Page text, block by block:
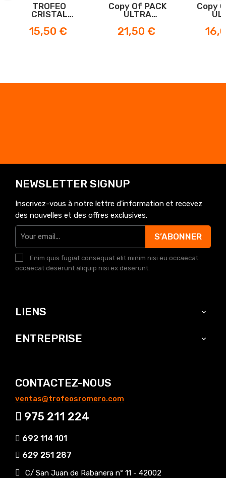
TROFEO
CRISTAL
Prix
15,50 €
Copy Of PACK
ULTRA
Prix
21,50 €
Copy
Prix
›
NEWSLETTER SIGNUP
Inscrivez-vous à notre lettre d'information et recevez
des nouvelles et des offres exclusives.
S’ABONNER
Enim quis fugiat consequat elit minim nisi eu occaecat
occaecat deserunt aliquip nisi ex deserunt.
LIENS 
ENTREPRISE 
CONTACTEZ-NOUS
ventas@trofeosromero.com
975 211 224
692 114 101
629 251 287
C/ San Juan de Rabanera nº 11 - 42002